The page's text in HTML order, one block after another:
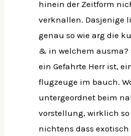
hinein der Zeitform
verknallen. Dasjenige
genau so wie arg die
& in welchem
ein Gefahrte Herr ist,
flugzeuge im bauch.
untergeordnet beim
vorstellung, wirklich
nichtens dass